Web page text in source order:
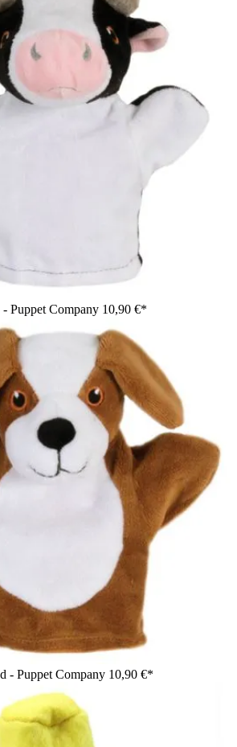
Puppet Company 10,90 €*
- Puppet Company 10,90 €*